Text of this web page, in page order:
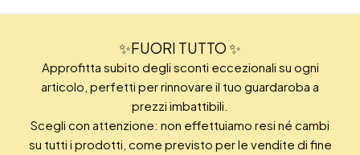
✨FUORI TUTTO ✨
Approfitta subito degli sconti eccezionali su ogni
articolo, perfetti per rinnovare il tuo guardaroba a
prezzi imbattibili.
Scegli con attenzione: non effettuiamo resi né cambi
su tutti i prodotti, come previsto per le vendite di fine